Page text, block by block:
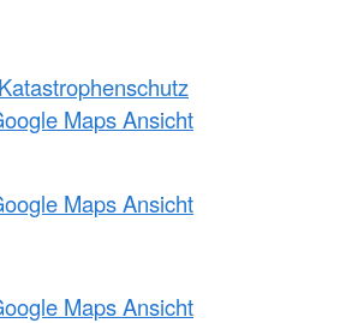
Maps Ansicht
Maps Ansicht
Maps Ansicht